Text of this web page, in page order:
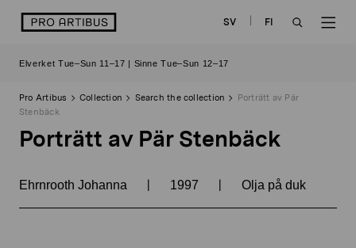
logo SV
FI
Elverket Tue–Sun 11–17 | Sinne Tue–Sun 12–17
Pro Artibus Collection Search the collection
Porträtt av Pär
Stenbäck
Porträtt av Pär Stenbäck
Ehrnrooth Johanna | 1997 | Olja på duk